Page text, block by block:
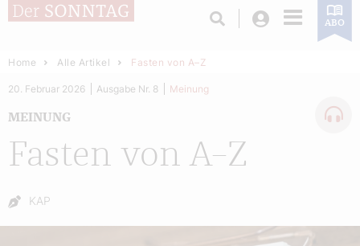
Login ABO
Home Alle Artikel Fasten von A–Z
Fasten von A–Z
MEINUNG
20. Februar 2026 Ausgabe Nr. 8 Meinung
Autor:
KAP